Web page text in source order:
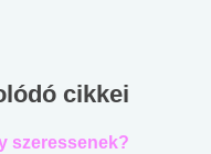
cikkei
szeressenek?